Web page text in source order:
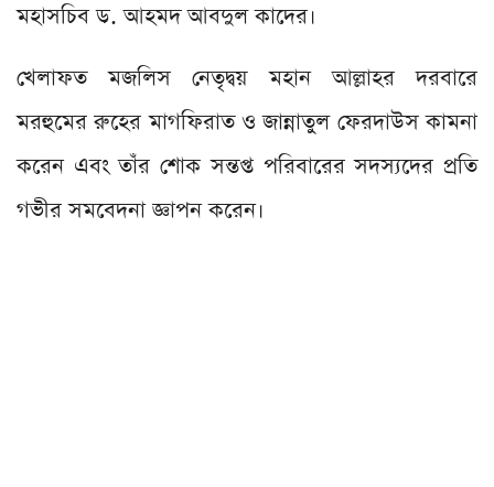
মহাসচিব ড. আহমদ আবদুল কাদের।
খেলাফত মজলিস নেতৃদ্বয় মহান আল্লাহর দরবারে
মরহুমের রুহের মাগফিরাত ও জান্নাতুল ফেরদাউস কামনা
করেন এবং তাঁর শোক সন্তপ্ত পরিবারের সদস্যদের প্রতি
গভীর সমবেদনা জ্ঞাপন করেন।